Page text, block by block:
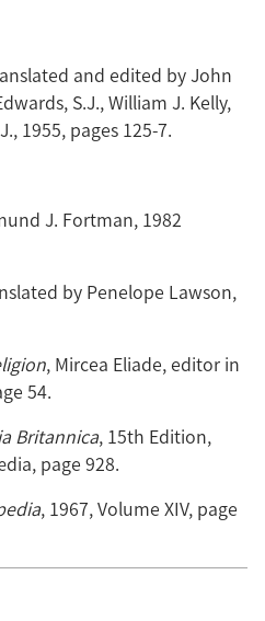
and edited by John
S.J., William J. Kelly,
1955, pages 125-7.
J. Fortman, 1982
by Penelope Lawson,
, Mircea Eliade, editor in
54.
Britannica, 15th Edition,
page 928.
, 1967, Volume XIV, page